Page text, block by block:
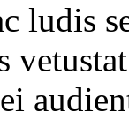
ludis